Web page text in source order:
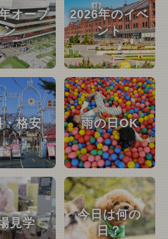
オープ
ン
2026年のイベ
ント
・格安 雨の日OK
見学
今日は何の
日？